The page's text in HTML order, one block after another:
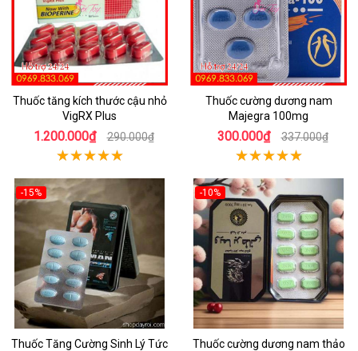
Thuốc tăng kích thước cậu nhỏ
VigRX Plus
1.200.000₫ 290.000₫
Thuốc cường dương nam
Majegra 100mg
300.000₫ 337.000₫
-15%
Thuốc Tăng Cường Sinh Lý Tức
-10%
Thuốc cường dương nam thảo